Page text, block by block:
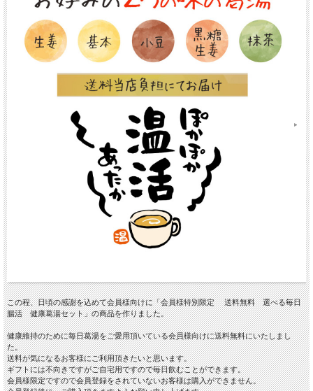
この程、日頃の感謝を込めて会員様向けに「会員様特別限定 送料無料 選べる毎日
腸活 健康葛湯セット」の商品を作りました。
健康維持のために毎日葛湯をご愛用頂いている会員様向けに送料無料にいたしまし
た。
送料が気になるお客様にご利用頂きたいと思います。
ギフトには不向きですがご自宅用ですので毎日飲むことができます。
会員様限定ですので会員登録をされていないお客様は購入ができません。